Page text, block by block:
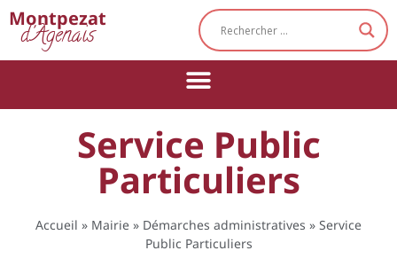
Montpezat
d'Agenais
Service Public
Particuliers
Accueil » Mairie » Démarches administratives » Service
Public Particuliers
Cookies management panel